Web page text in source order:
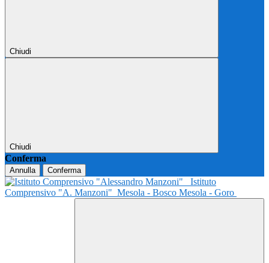
Chiudi
Chiudi
Conferma
Annulla Conferma
Istituto
Comprensivo "A. Manzoni" Mesola - Bosco Mesola - Goro